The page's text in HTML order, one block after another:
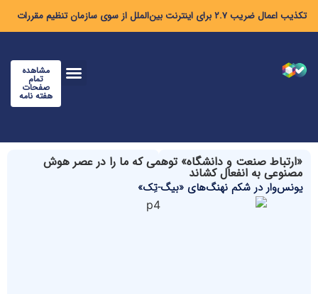
تکذیب اعمال ضریب ۲.۷ برای اینترنت بین‌الملل از سوی سازمان تنظیم مقررات
مشاهده
تمام
صفحات
هفته نامه
«ارتباط صنعت و دانشگاه» توهمی که ما را در عصر هوش
مصنوعی به انفعال کشاند
یونس‌وار در شکم نهنگ‌های «بیگ-تِک»